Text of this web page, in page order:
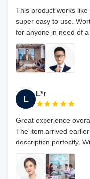
This product works like
super easy to use.
for anyone in need of a
L
L*r
Great experience
The item arrived
description perfectly.